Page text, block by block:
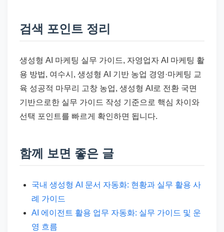
검색 포인트 정리
생성형 AI 마케팅 실무 가이드, 자영업자 AI 마케팅 활
용 방법, 여수시, 생성형 AI 기반 농업 경영·마케팅 교
육 성공적 마무리 고창 농업, 생성형 AI로 전환 국면
기반으로한 실무 가이드 작성 기준으로 핵심 차이와
선택 포인트를 빠르게 확인하면 됩니다.
함께 보면 좋은 글
국내 생성형 AI 문서 자동화: 현황과 실무 활용 사
례 가이드
AI 에이전트 활용 업무 자동화: 실무 가이드 및 운
영 흐름